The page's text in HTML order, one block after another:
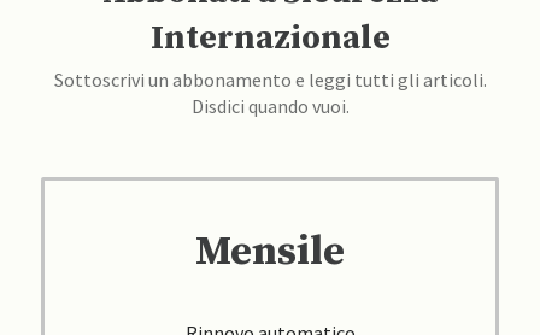
Internazionale
Sottoscrivi un abbonamento e leggi tutti gli articoli.
Disdici quando vuoi.
Mensile